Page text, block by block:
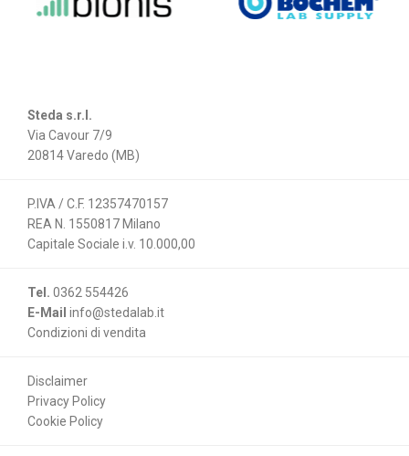
Steda s.r.l.
Via Cavour 7/9
20814 Varedo (MB)
P.IVA / C.F. 12357470157
REA N. 1550817 Milano
Capitale Sociale i.v. 10.000,00
Tel. 0362 554426
E-Mail info@stedalab.it
Condizioni di vendita
Disclaimer
Privacy Policy
Cookie Policy